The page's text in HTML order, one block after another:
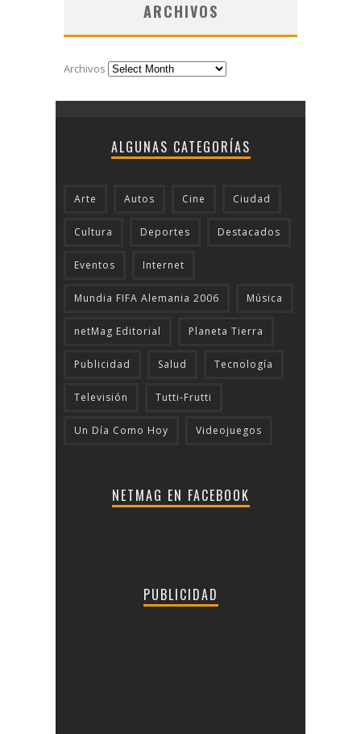
ARCHIVOS
Archivos
ALGUNAS CATEGORÍAS
Arte Autos Cine Ciudad
Cultura Deportes Destacados
Eventos Internet
Mundia FIFA Alemania 2006 Música
netMag Editorial Planeta Tierra
Publicidad Salud Tecnologí­a
Televisión Tutti-Frutti
Un Día Como Hoy Videojuegos
NETMAG EN FACEBOOK
PUBLICIDAD